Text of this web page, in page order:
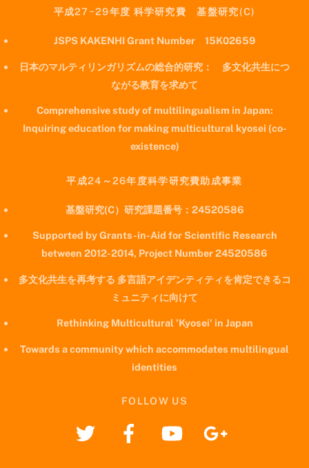
平成27−29年度 科学研究費 基盤研究(C)
JSPS KAKENHI Grant Number 15K02659
日本のマルティリンガリズムの総合的研究： 多文化共生につ
ながる教育を求めて
Comprehensive study of multilingualism in Japan:
Inquiring education for making multicultural kyosei (co-
existence)
平成24～26年度科学研究費助成事業
基盤研究(C）研究課題番号：24520586
Supported by Grants-in-Aid for Scientific Research
between 2012-2014, Project Number 24520586
多文化共生を再考する 多言語アイデンティティを肯定できるコ
ミュニティに向けて
Rethinking Multicultural 'Kyosei' in Japan
Towards a community which accommodates multilingual
identities
FOLLOW US